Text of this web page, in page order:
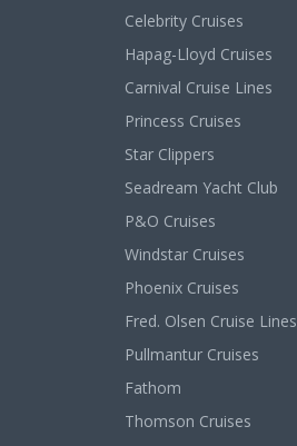
Celebrity Cruises
Hapag-Lloyd Cruises
Carnival Cruise Lines
Princess Cruises
Star Clippers
Seadream Yacht Club
P&O Cruises
Windstar Cruises
Phoenix Cruises
Fred. Olsen Cruise Lines
Pullmantur Cruises
Fathom
Thomson Cruises